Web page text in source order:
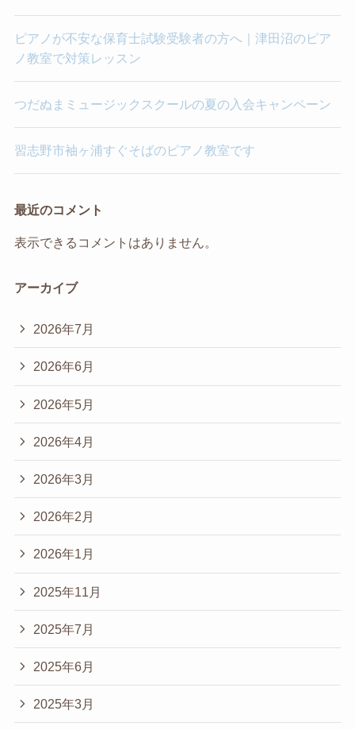
ピアノが不安な保育士試験受験者の方へ｜津田沼のピア
ノ教室で対策レッスン
つだぬまミュージックスクールの夏の入会キャンペーン
習志野市袖ヶ浦すぐそばのピアノ教室です
最近のコメント
表示できるコメントはありません。
アーカイブ
2026年7月
2026年6月
2026年5月
2026年4月
2026年3月
2026年2月
2026年1月
2025年11月
2025年7月
2025年6月
2025年3月